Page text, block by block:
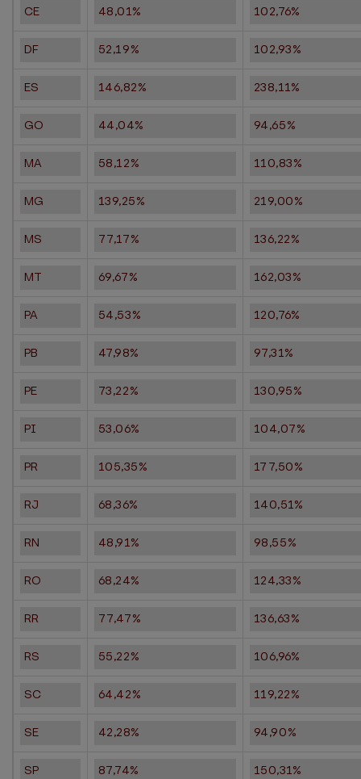
CE 48,01% 102,76%
DF 52,19% 102,93%
ES 146,82% 238,11%
GO 44,04% 94,65%
MA 58,12% 110,83%
MG 139,25% 219,00%
MS 77,17% 136,22%
MT 69,67% 162,03%
PA 54,53% 120,76%
PB 47,98% 97,31%
PE 73,22% 130,95%
PI 53,06% 104,07%
PR 105,35% 177,50%
RJ 68,36% 140,51%
RN 48,91% 98,55%
RO 68,24% 124,33%
RR 77,47% 136,63%
RS 55,22% 106,96%
SC 64,42% 119,22%
SE 42,28% 94,90%
SP 87,74% 150,31%